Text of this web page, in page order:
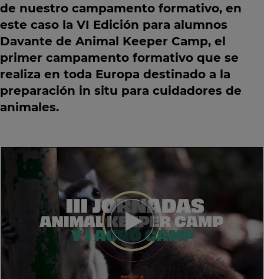
de nuestro campamento formativo, en
este caso la VI Edición para alumnos
Davante de Animal Keeper Camp, el
primer campamento formativo que se
realiza en toda Europa destinado a la
preparación in situ para cuidadores de
animales.